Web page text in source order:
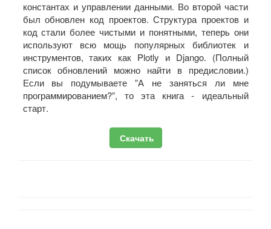
константах и управлении данными. Во второй части
был обновлен код проектов. Структура проектов и
код стали более чистыми и понятными, теперь они
используют всю мощь популярных библиотек и
инструментов, таких как Plotly и Django. (Полный
список обновлений можно найти в предисловии.)
Если вы подумываете ”А не заняться ли мне
программированием?”, то эта книга - идеальный
старт.
Скачать